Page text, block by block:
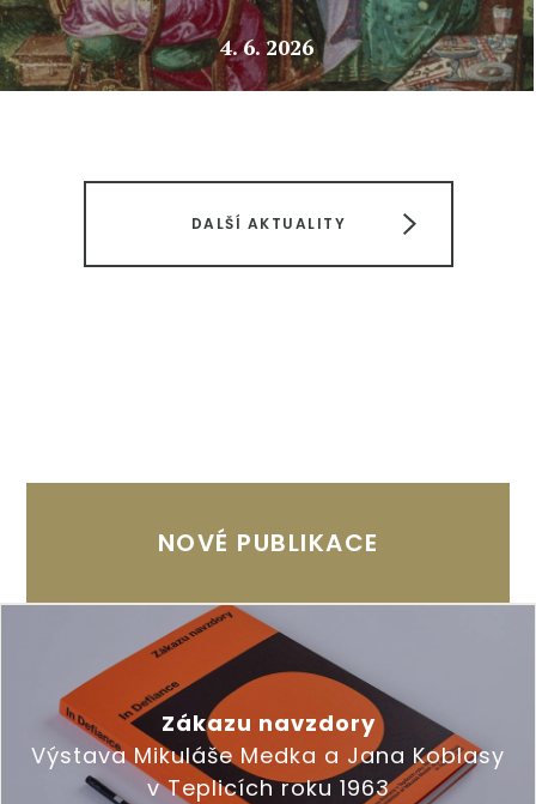
4. 6. 2026
DALŠÍ AKTUALITY
NOVÉ PUBLIKACE
Zákazu navzdory
Výstava Mikuláše Medka a Jana Koblasy
v Teplicích roku 1963